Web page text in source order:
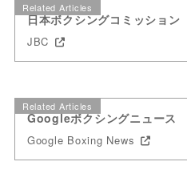
Related Articles
日本ボクシングコミッション
JBC
Related Articles
Googleボクシングニュース
Google Boxing News